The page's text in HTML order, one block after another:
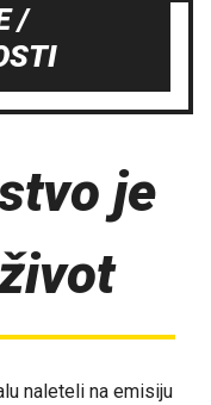
/
je
naleteli na emisiju